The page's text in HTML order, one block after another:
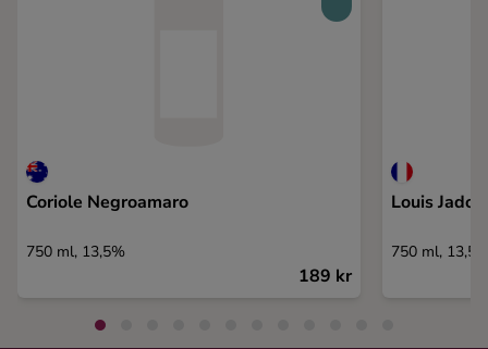
Coriole Negroamaro
750 ml, 13,5%
189 kr
Louis Jadot
750 ml,